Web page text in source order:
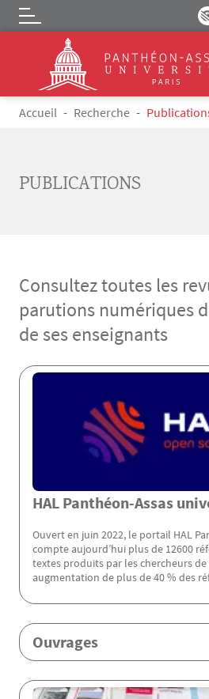
Aller au contenu principal
Logo
Fil d'Ariane
Accueil Recherche
PUBLICATIONS
Consultez toutes les
parutions numériques
de ses enseignants
Menu Assas
HAL Panthéon-Assas
Ouvert en juin 2022, le portail HAL
compte aujourd’hui plus de 12600
textes produits par les chercheurs
augmentation de plus de 40 % des
Ouvrages